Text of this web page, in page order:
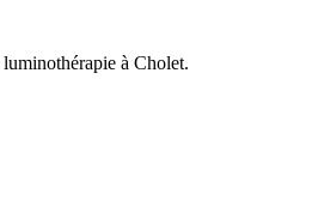
à Cholet.